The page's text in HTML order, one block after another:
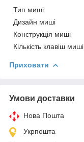
Тип миші
Дизайн миші
Конструкція миші
Кількість клавіш миші
Приховати
Умови доставки
Нова Пошта
Укрпошта